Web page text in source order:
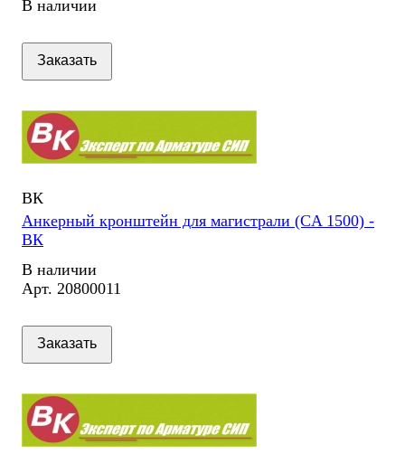
В наличии
Заказать
ВК
Анкерный кронштейн для магистрали (CA 1500) -
ВК
В наличии
Арт. 20800011
Заказать